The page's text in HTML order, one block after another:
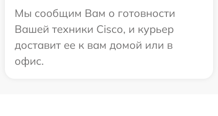
Мы сообщим Вам о готовности
Вашей техники Cisco, и курьер
доставит ее к вам домой или в
офис.